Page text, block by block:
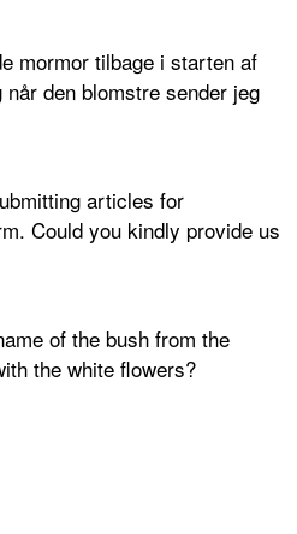
mormor tilbage i starten af
den blomstre sender jeg
articles for
Could you kindly provide us
of the bush from the
the white flowers?